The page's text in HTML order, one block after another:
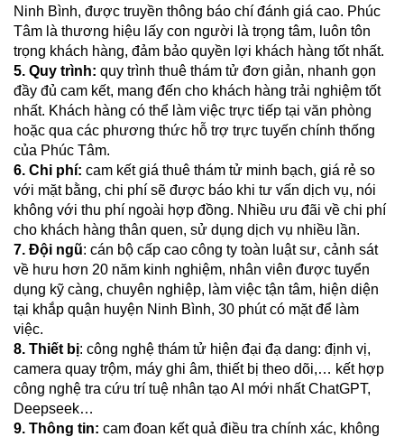
Ninh Bình, được truyền thông báo chí đánh giá cao. Phúc
Tâm là thương hiệu lấy con người là trọng tâm, luôn tôn
trọng khách hàng, đảm bảo quyền lợi khách hàng tốt nhất.
5. Quy trình: quy trình thuê thám tử đơn giản, nhanh gọn
đầy đủ cam kết, mang đến cho khách hàng trải nghiệm tốt
nhất. Khách hàng có thể làm việc trực tiếp tại văn phòng
hoặc qua các phương thức hỗ trợ trực tuyến chính thống
của Phúc Tâm.
6. Chi phí: cam kết giá thuê thám tử minh bạch, giá rẻ so
với mặt bằng, chi phí sẽ được báo khi tư vấn dịch vụ, nói
không với thu phí ngoài hợp đồng. Nhiều ưu đãi về chi phí
cho khách hàng thân quen, sử dụng dịch vụ nhiều lần.
7. Đội ngũ: cán bộ cấp cao công ty toàn luật sư, cảnh sát
về hưu hơn 20 năm kinh nghiệm, nhân viên được tuyển
dụng kỹ càng, chuyên nghiệp, làm việc tận tâm, hiện diện
tại khắp quận huyện Ninh Bình, 30 phút có mặt để làm
việc.
8. Thiết bị: công nghệ thám tử hiện đại đạ dang: định vị,
camera quay trộm, máy ghi âm, thiết bị theo dõi,… kết hợp
công nghệ tra cứu trí tuệ nhân tạo AI mới nhất ChatGPT,
Deepseek…
9. Thông tin: cam đoan kết quả điều tra chính xác, không